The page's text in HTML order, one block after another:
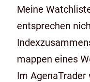
Meine
entsprechen
mappen eines
Im